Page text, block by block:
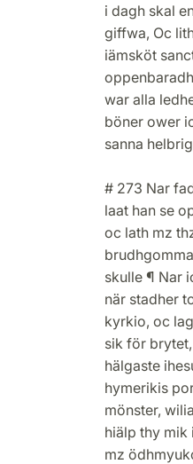
i dagh skal
giffwa, Oc
iämsköt
war alla
böner ower
sanna
# 273 Nar
laat han se
oc lath mz
skulle ¶ Nar
när stadher
kyrkio, oc
sik för
hälgaste
hymerikis
mönster,
hiälp thy mik
mz